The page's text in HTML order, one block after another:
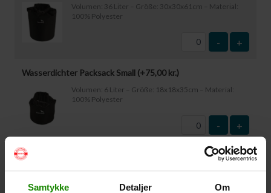
Samtykke Detaljer Om
Volumen: 36 Liter – Größe: 30x30x61cm – Material:
100% Polyester
- +
Wasserdichter Packsack Small (+75,00kr.)
Volumen: 6 Liter – Größe: 18x18x35cm – Material:
100% Polyester
- +
Wasserdichte Smartphone-Hülle (+
Größe: 22,5×11,5cm. Das Telefon kann bedient
werden, während es in der Hülle ist. Wasserdicht bis 1